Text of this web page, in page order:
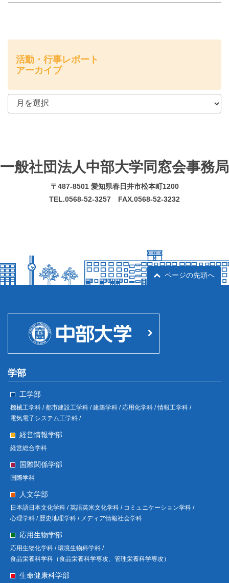
活動・行事レポート
アーカイブ
一般社団法人中部大学同窓会事務局
〒487-8501 愛知県春日井市松本町1200
TEL.0568-52-3257 FAX.0568-52-3232
ページの先頭へ
学部
工学部
機械工学科 / 都市建設工学科 / 建築学科 / 応用化学科 / 情報工学科 /
電気電子システム工学科 /
経営情報学部
経営総合学科
国際関係学部
国際学科
人文学部
日本語日本文化学科 / 英語英米文化学科 / コミュニケーション学科 /
心理学科 / 歴史地理学科 / メディア情報社会学科
応用生物学部
応用生物化学科 / 環境生物科学科 /
食品栄養科学科（食品栄養科学専攻、管理栄養科学専攻）
生命健康科学部